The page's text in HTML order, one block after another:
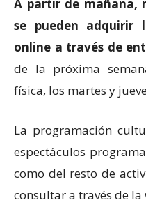
A partir de mañana,
se pueden adquirir
online a través de
de la próxima
física, los martes y
La programación
espectáculos
como del resto de
consultar a través de